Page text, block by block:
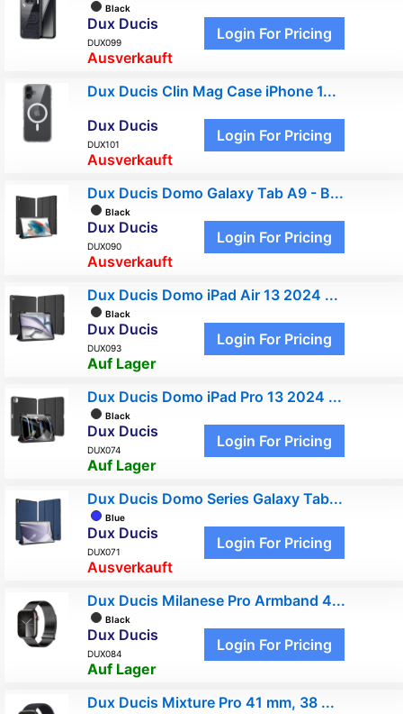
Black
Dux Ducis
DUX099
Ausverkauft
Login For Pricing
Dux Ducis Clin Mag Case iPhone 1...
Dux Ducis
DUX101
Ausverkauft
Login For Pricing
Dux Ducis Domo Galaxy Tab A9 - B...
Black
Dux Ducis
DUX090
Ausverkauft
Login For Pricing
Dux Ducis Domo iPad Air 13 2024 ...
Black
Dux Ducis
DUX093
Auf Lager
Login For Pricing
Dux Ducis Domo iPad Pro 13 2024 ...
Black
Dux Ducis
DUX074
Auf Lager
Login For Pricing
Dux Ducis Domo Series Galaxy Tab...
Blue
Dux Ducis
DUX071
Ausverkauft
Login For Pricing
Dux Ducis Milanese Pro Armband 4...
Black
Dux Ducis
DUX084
Auf Lager
Login For Pricing
Dux Ducis Mixture Pro 41 mm, 38 ...